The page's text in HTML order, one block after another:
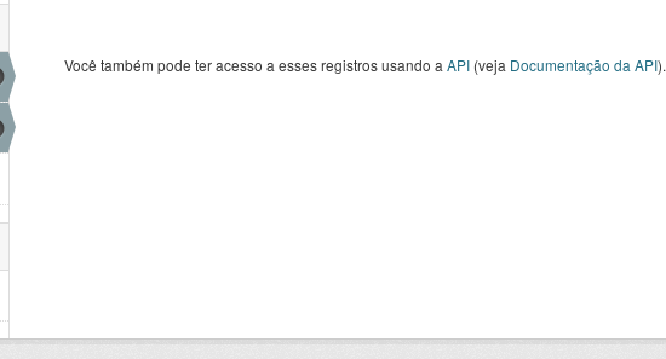
Você também pode ter acesso a esses registros usando a API (veja Documentação da API).